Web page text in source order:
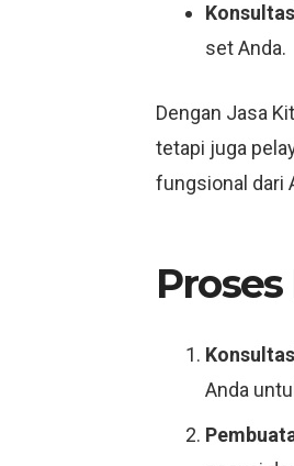
set Anda.
Dengan Jasa
tetapi juga
fungsional dari
Anda